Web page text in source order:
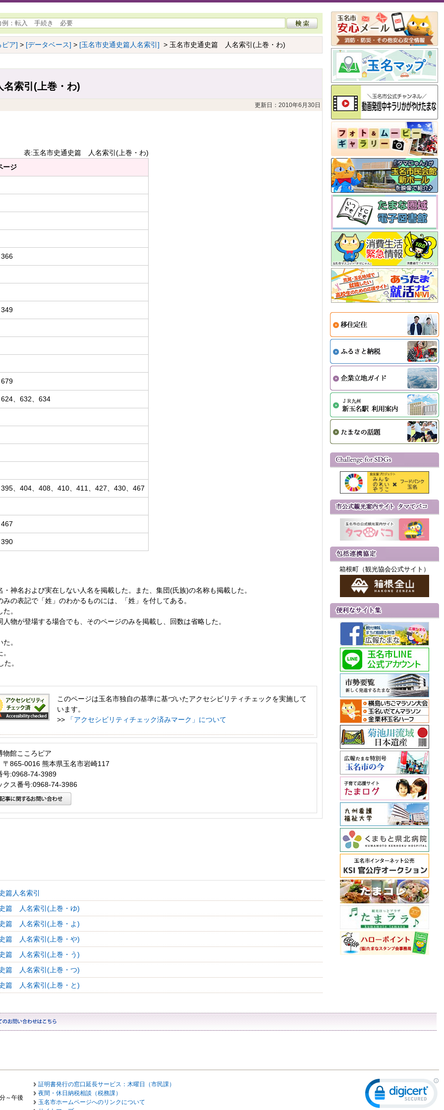
ピア] > [データベース] > [玉名市史通史篇人名索引] > 玉名市史通史篇 人名索引(上巻・わ)
索引(上巻・わ)
更新日：2010年6月30日
表:玉名市史通史篇 人名索引(上巻・わ)
ージ
、632、634
、404、408、410、411、427、430、467
神名および実在しない人名を掲載した。また、集団(氏族)の名称も掲載した。
の表記で「姓」のわかるものには、「姓」を付してある。
。
物が登場する場合でも、そのページのみを掲載し、回数は省略した。
。
。
このページは玉名市独自の基準に基づいたアクセシビリティチェックを実施して
います。
>>
「アクセシビリティチェック済みマーク」について
物館こころピア
〒865-0016 熊本県玉名市岩崎117
号:0968-74-3989
クス番号:0968-74-3986
篇人名索引
篇 人名索引(上巻・ゆ)
篇 人名索引(上巻・よ)
篇 人名索引(上巻・や)
篇 人名索引(上巻・う)
篇 人名索引(上巻・つ)
篇 人名索引(上巻・と)
箱根町（観光協会公式サイト）
～午後
証明書発行の窓口延長サービス：木曜日（市民課）
夜間・休日納税相談（税務課）
玉名市ホームページへのリンクについて